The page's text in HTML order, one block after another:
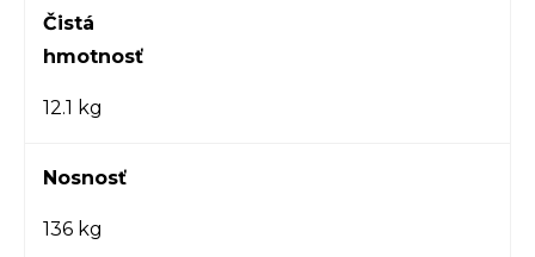
Čistá
hmotnosť
12.1 kg
Nosnosť
136 kg